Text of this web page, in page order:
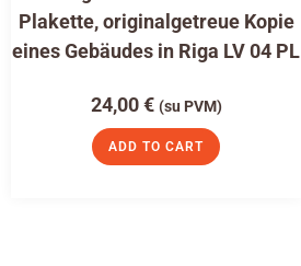
Plakette, originalgetreue Kopie
eines Gebäudes in Riga LV 04 PL
24,00€ (su PVM)
ADD TO CART